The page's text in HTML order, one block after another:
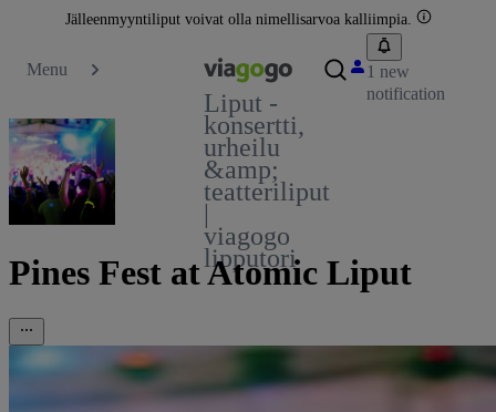
Jälleenmyyntiliput voivat olla nimellisarvoa kalliimpia.
Menu
Liput -
konsertti,
urheilu
&amp;
teatteriliput
|
viagogo
lipputori
1 new
notification
Pines Fest at Atomic Liput